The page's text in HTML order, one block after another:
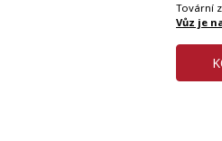
Tovární
Vůz je